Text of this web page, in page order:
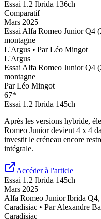
Essai 1.2 Ibrida 136ch
Comparatif
Mars 2025
Essai Alfa Romeo Junior Q4
montagne
L'Argus • ParLéo Mingot
L'Argus
Essai Alfa Romeo Junior Q4
montagne
ParLéo Mingot
67*
Essai 1.2 Ibrida 145ch
Après les versions hybride,
Romeo Junior devient 4 x 4
investit le créneau encore
intégrale.
Accéder à l'article
Essai 1.2 Ibrida 145ch
Mars 2025
Alfa Romeo Junior Ibrida
Caradisiac • ParAlexandre
Caradisiac